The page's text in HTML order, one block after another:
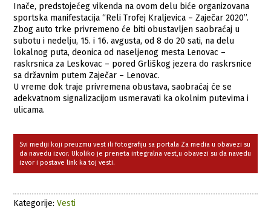
Inače, predstojećeg vikenda na ovom delu biće organizovana
sportska manifestacija “Reli Trofej Kraljevica – Zaječar 2020”.
Zbog auto trke privremeno će biti obustavljen saobraćaj u
subotu i nedelju, 15. i 16. avgusta, od 8 do 20 sati, na delu
lokalnog puta, deonica od naseljenog mesta Lenovac –
raskrsnica za Leskovac – pored Grliškog jezera do raskrsnice
sa državnim putem Zaječar – Lenovac.
U vreme dok traje privremena obustava, saobraćaj će se
adekvatnom signalizacijom usmeravati ka okolnim putevima i
ulicama.
Svi mediji koji preuzmu vest ili fotografiju sa portala Za media u obavezi su
da navedu izvor. Ukoliko je preneta integralna vest,u obavezi su da navedu
izvor i postave link ka toj vesti.
Kategorije:Vesti